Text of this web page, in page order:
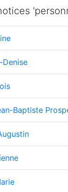
Denise
Baptiste